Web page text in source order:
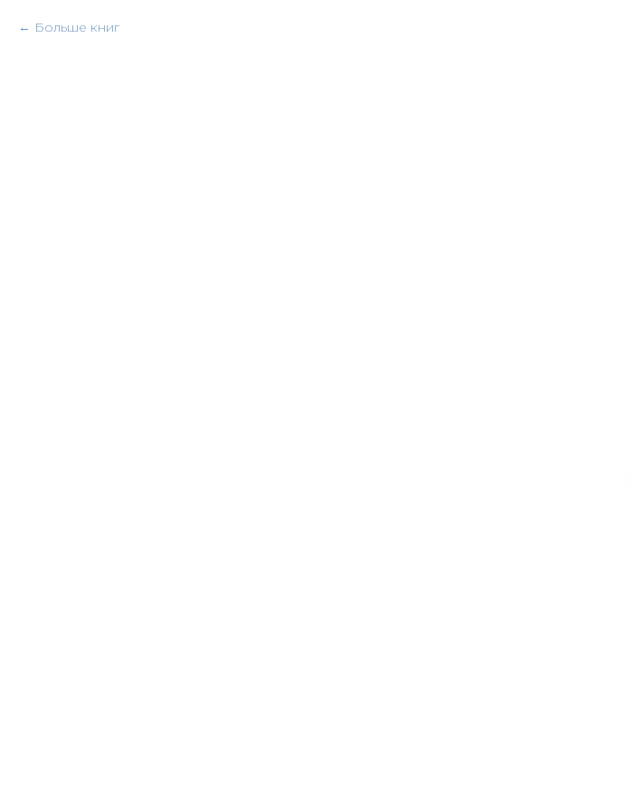
Больше книг